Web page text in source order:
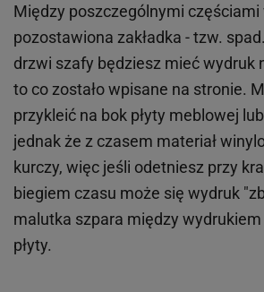
Między poszczególnymi
pozostawiona zakładka - tzw.
drzwi szafy będziesz mieć wydruk
to co zostało wpisane na stronie.
przykleić na bok płyty meblowej
jednak że z czasem materiał
kurczy, więc jeśli odetniesz przy
biegiem czasu może się wydruk
malutka szpara między
płyty.